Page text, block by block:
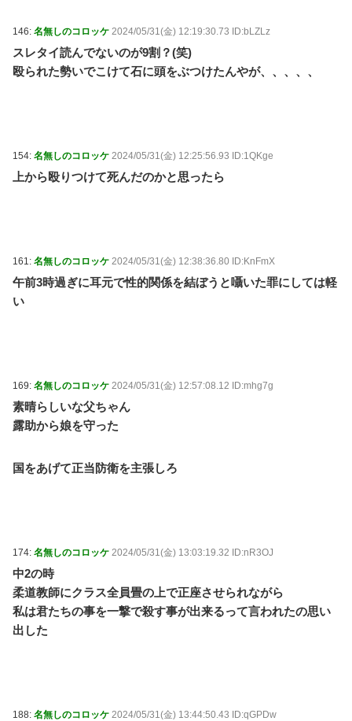
146: 名無しのコロッケ 2024/05/31(金) 12:19:30.73 ID:bLZLz
スレタイ読んでないのが9割？(笑)
殴られた勢いでこけて石に頭をぶつけたんやが、、、、、
154: 名無しのコロッケ 2024/05/31(金) 12:25:56.93 ID:1QKge
上から殴りつけて死んだのかと思ったら
161: 名無しのコロッケ 2024/05/31(金) 12:38:36.80 ID:KnFmX
午前3時過ぎに耳元で性的関係を結ぼうと囁いた罪にしては軽
い
169: 名無しのコロッケ 2024/05/31(金) 12:57:08.12 ID:mhg7g
素晴らしいな父ちゃん
露助から娘を守った
国をあげて正当防衛を主張しろ
174: 名無しのコロッケ 2024/05/31(金) 13:03:19.32 ID:nR3OJ
中2の時
柔道教師にクラス全員畳の上で正座させられながら
私は君たちの事を一撃で殺す事が出来るって言われたの思い
出した
188: 名無しのコロッケ 2024/05/31(金) 13:44:50.43 ID:qGPDw